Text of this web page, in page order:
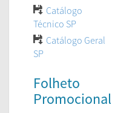
Catálogo
Técnico SP
Catálogo Geral
SP
Folheto
Promocional